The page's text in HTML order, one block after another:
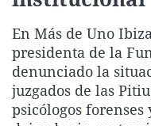
En Más de Uno
presidenta de la
denunciado la
juzgados de las
psicólogos forenses